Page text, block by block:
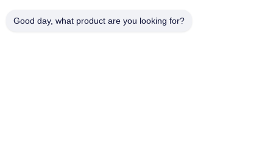
Комната 924, дорога No.813 Yinxiu, город Wuxi, Цзянсу,
Good day, what product are you looking for?